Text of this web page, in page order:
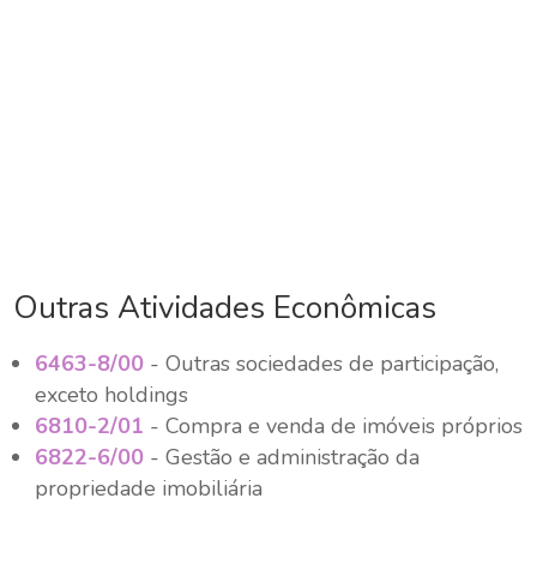
Outras Atividades Econômicas
6463-8/00 - Outras sociedades de participação,
exceto holdings
6810-2/01 - Compra e venda de imóveis próprios
6822-6/00 - Gestão e administração da
propriedade imobiliária